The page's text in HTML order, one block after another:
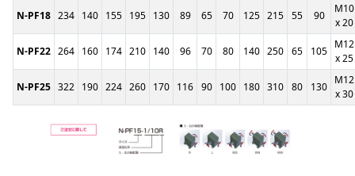
N-PF18 234 140 155 195 130 89 65 70 125 215 55 90
M10
x 20
N-PF22 264 160 174 210 140 96 70 80 140 250 65 105
M12
x 25
N-PF25 322 190 224 260 170 116 90 100 180 310 80 130
M12
x 30